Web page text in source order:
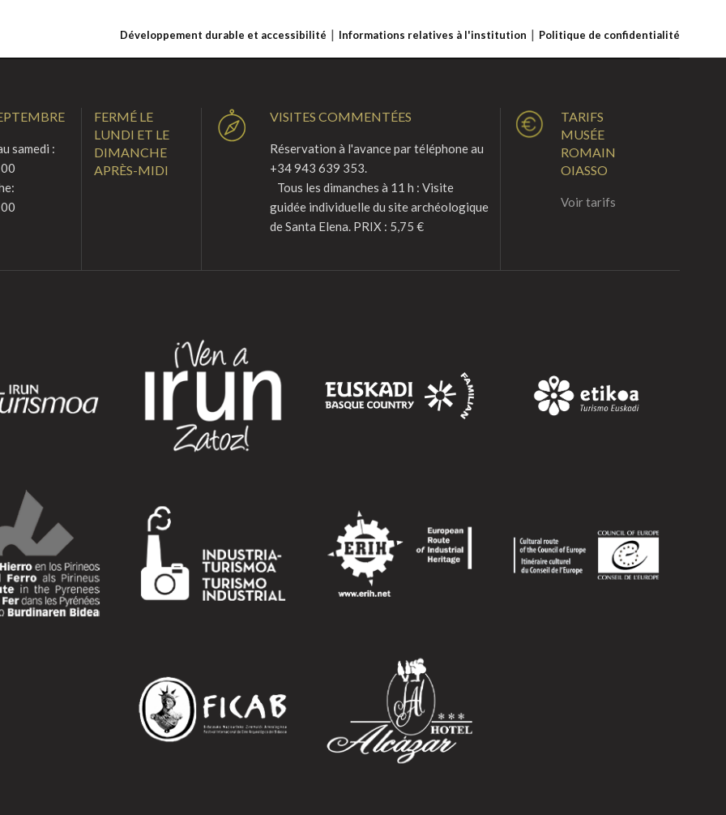
Développement durable et accessibilité Informations relatives à l'institution Politique de confidentialité
samedi :
FERMÉ LE
LUNDI ET LE
DIMANCHE
APRÈS-MIDI
VISITES COMMENTÉES
Réservation à l'avance par téléphone au
+34 943 639 353.
Tous les dimanches à 11 h : Visite
guidée individuelle du site archéologique
de Santa Elena. PRIX : 5,75 €
TARIFS
MUSÉE
ROMAIN
OIASSO
Voir tarifs